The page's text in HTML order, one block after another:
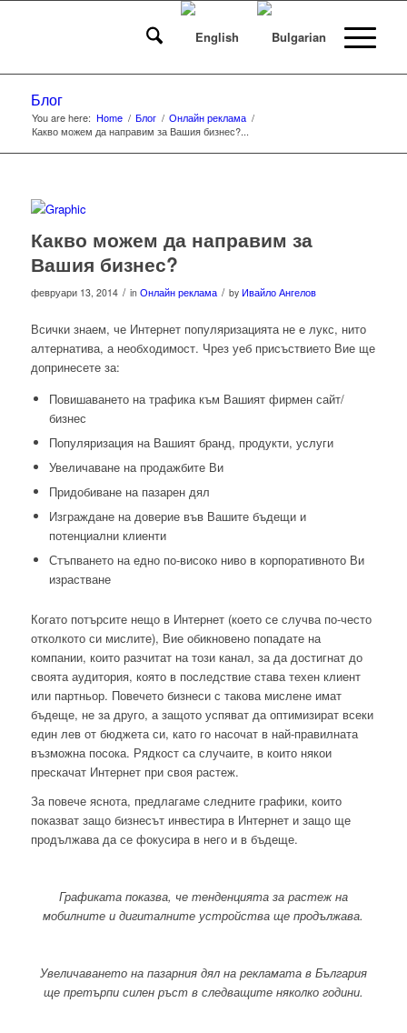
Блог
You are here: Home / Блог / Онлайн реклама /
Какво можем да направим за Вашия бизнес?...
Какво можем да направим за
Вашия бизнес?
февруари 13, 2014 / in Онлайн реклама / by Ивайло Ангелов
Всички знаем, че Интернет популяризацията не е лукс, нито
алтернатива, а необходимост. Чрез уеб присъствието Вие ще
допринесете за:
Повишаването на трафика към Вашият фирмен сайт/
бизнес
Популяризация на Вашият бранд, продукти, услуги
Увеличаване на продажбите Ви
Придобиване на пазарен дял
Изграждане на доверие във Вашите бъдещи и
потенциални клиенти
Стъпването на едно по-високо ниво в корпоративното Ви
израстване
Когато потърсите нещо в Интернет (което се случва по-често
отколкото си мислите), Вие обикновено попадате на
компании, които разчитат на този канал, за да достигнат до
своята аудитория, която в последствие става техен клиент
или партньор. Повечето бизнеси с такова мислене имат
бъдеще, не за друго, а защото успяват да оптимизират всеки
един лев от бюджета си, като го насочат в най-правилната
възможна посока. Рядкост са случаите, в които някои
прескачат Интернет при своя растеж.
За повече яснота, предлагаме следните графики, които
показват защо бизнесът инвестира в Интернет и защо ще
продължава да се фокусира в него и в бъдеще.
Графиката показва, че тенденцията за растеж на
мобилните и дигиталните устройства ще продължава.
Увеличаването на пазарния дял на рекламата в България
ще претърпи силен ръст в следващите няколко години.